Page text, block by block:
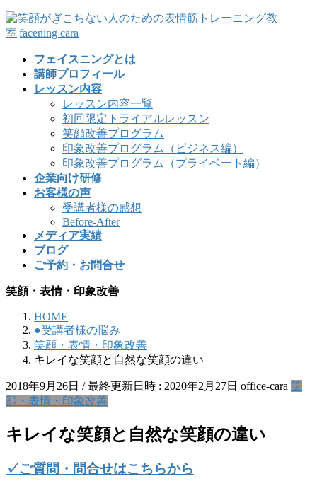
フェイスニングとは
講師プロフィール
レッスン内容
レッスン内容一覧
初回限定トライアルレッスン
笑顔改善プログラム
印象改善プログラム（ビジネス編）
印象改善プログラム（プライベート編）
企業向け研修
お客様の声
受講者様の感想
Before-After
メディア実績
ブログ
ご予約・お問合せ
笑顔・表情・印象改善
HOME
●受講者様の悩み
笑顔・表情・印象改善
キレイな笑顔と自然な笑顔の違い
2018年9月26日 / 最終更新日時 : 2020年2月27日 office-cara 笑
顔・表情・印象改善
キレイな笑顔と自然な笑顔の違い
✓ご質問・問合せはこちらから